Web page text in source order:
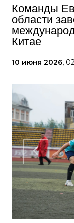
Команды
области
Китае
10 июня 2026,